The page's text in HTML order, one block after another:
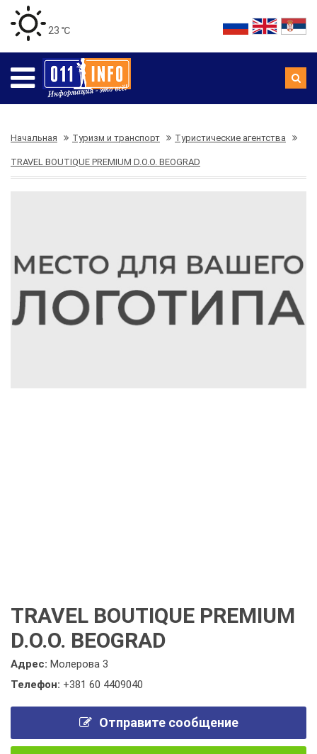
23 ℃
Начальная Туризм и транспорт Туристические агентства
TRAVEL BOUTIQUE PREMIUM D.O.O. BEOGRAD
TRAVEL BOUTIQUE PREMIUM
D.O.O. BEOGRAD
Адрес: Молерова 3
Телефон: +381 60 4409040
Отправите сообщение